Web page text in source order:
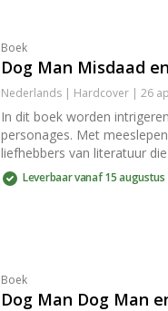
Boek
Dog Man Misdaad
Nederlands | Hardcover | 26
In dit boek worden
personages. Met
liefhebbers van literatuur
Leverbaar vanaf 15 augustus
Boek
Dog Man Dog Man